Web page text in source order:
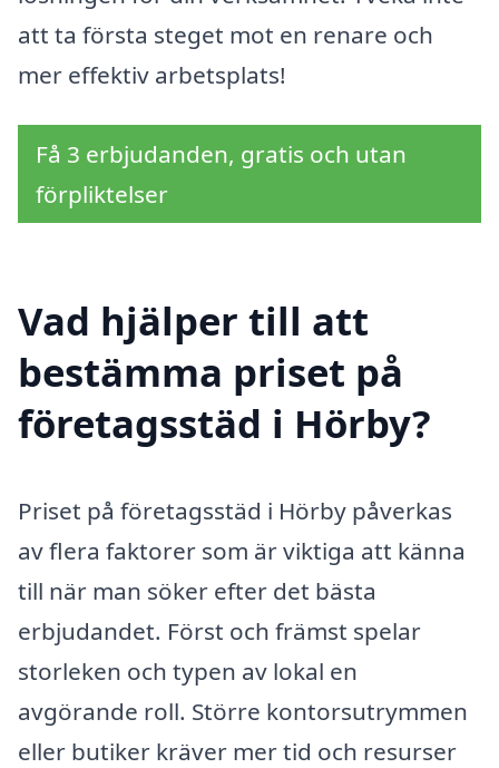
att ta första steget mot en renare och
mer effektiv arbetsplats!
Få 3 erbjudanden, gratis och utan
förpliktelser
Vad hjälper till att
bestämma priset på
företagsstäd i Hörby?
Priset på företagsstäd i Hörby påverkas
av flera faktorer som är viktiga att känna
till när man söker efter det bästa
erbjudandet. Först och främst spelar
storleken och typen av lokal en
avgörande roll. Större kontorsutrymmen
eller butiker kräver mer tid och resurser